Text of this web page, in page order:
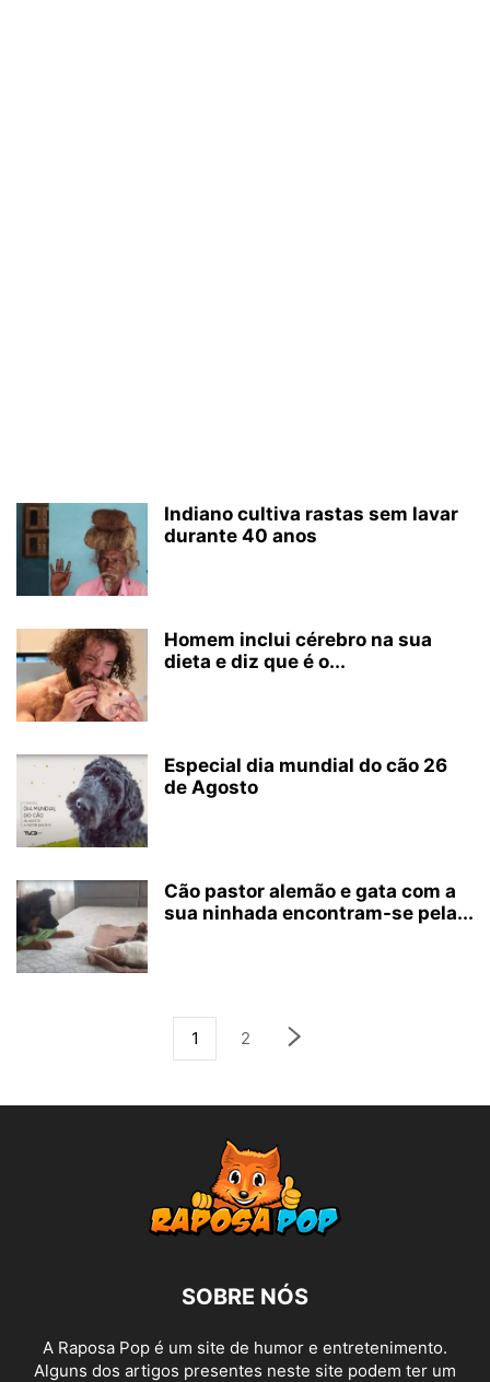
Indiano cultiva rastas sem lavar
durante 40 anos
Homem inclui cérebro na sua
dieta e diz que é o...
Especial dia mundial do cão 26
de Agosto
Cão pastor alemão e gata com a
sua ninhada encontram-se pela...
1 2
SOBRE NÓS
A Raposa Pop é um site de humor e entretenimento.
Alguns dos artigos presentes neste site podem ter um